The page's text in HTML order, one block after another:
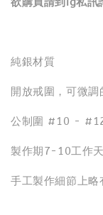
純銀材質
開放戒圍，可微調
公制圍 #10 -
製作期7-10工作天
手工製作細節上略